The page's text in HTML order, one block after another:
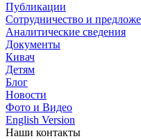
Публикации
Сотрудничество и
Аналитические сведения
Документы
Кивач
Детям
Блог
Новости
Фото и Видео
English Version
Наши контакты